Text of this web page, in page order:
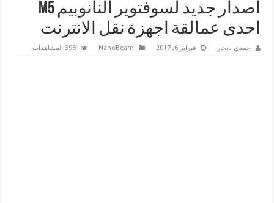
اصدار جديد لسوفتوير النانوبيم m5
احدى عمالقة اجهزة نقل الانترنت
حمدي بانجار فبراير 6, 2017 NanoBeam 398 المشاهدات